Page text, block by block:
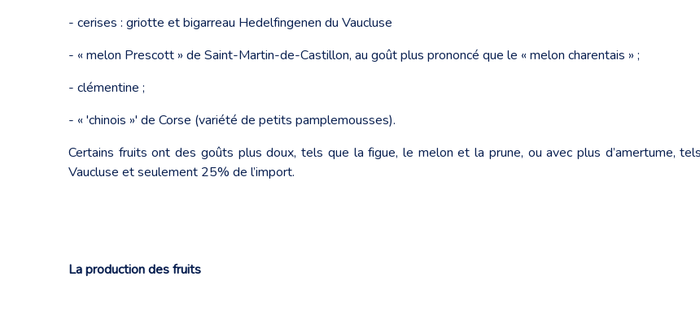
- cerises : griotte et bigarreau Hedelfingenen du Vaucluse
- « melon Prescott » de Saint-Martin-de-Castillon, au goût plus prononcé que le « melon charentais » ;
- clémentine ;
- « 'chinois »' de Corse (variété de petits pamplemousses).
Certains fruits ont des goûts plus doux, tels que la figue, le melon et la prune, ou avec plus d’amertume,
Vaucluse et seulement 25% de l’import.
La production des fruits